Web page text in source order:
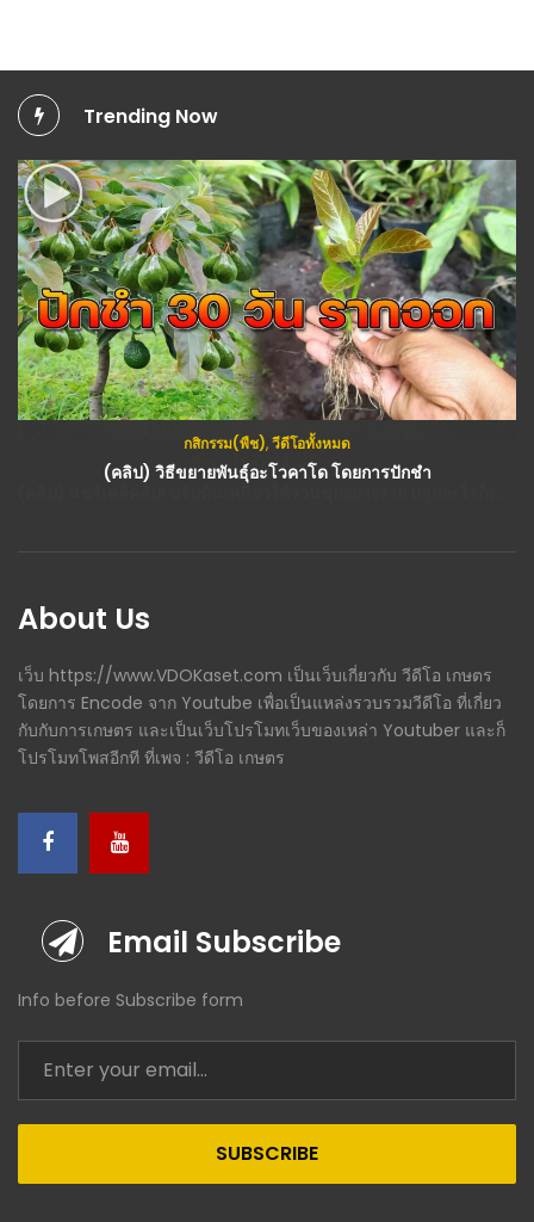
Trending Now
กสิกรรม(พืช),วีดีโอทั้งหมด
(คลิป) วิธีขยายพันธุ์อะโวคาโด โดยการปักชำ
About Us
เว็บ https://www.VDOKaset.com เป็นเว็บเกี่ยวกับ วีดีโอ เกษตร
โดยการ Encode จาก Youtube เพื่อเป็นแหล่งรวบรวมวีดีโอ ที่เกี่ยว
กับกับการเกษตร และเป็นเว็บโปรโมทเว็บของเหล่า Youtuber และก็
โปรโมทโพสอีกที ที่เพจ : วีดีโอ เกษตร
Email Subscribe
Info before Subscribe form
SUBSCRIBE